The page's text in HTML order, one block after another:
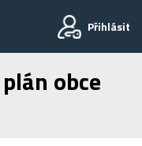
Přihlásit
obce